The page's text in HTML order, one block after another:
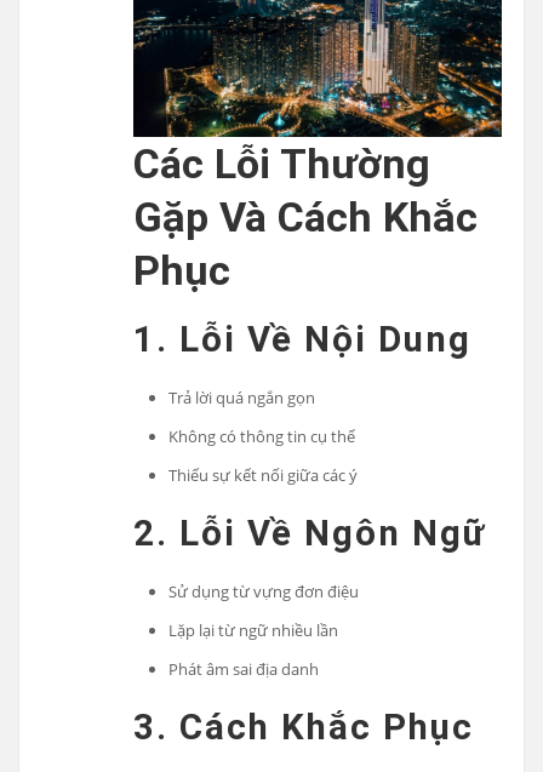
Các Lỗi Thường
Gặp Và Cách Khắc
Phục
1. Lỗi Về Nội Dung
Trả lời quá ngắn gọn
Không có thông tin cụ thể
Thiếu sự kết nối giữa các ý
2. Lỗi Về Ngôn Ngữ
Sử dụng từ vựng đơn điệu
Lặp lại từ ngữ nhiều lần
Phát âm sai địa danh
3. Cách Khắc Phục